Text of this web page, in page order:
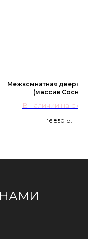
Межкомнатная дверь
(массив Сосны)
В наличии на
16 850 р.
НАМИ